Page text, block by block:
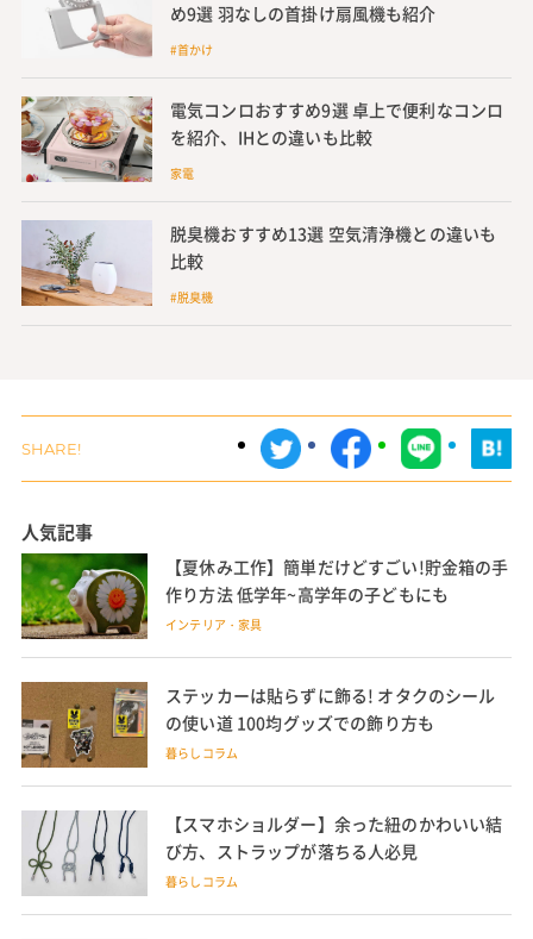
め9選 羽なしの首掛け扇風機も紹介
#首かけ
電気コンロおすすめ9選 卓上で便利なコンロ
を紹介、IHとの違いも比較
家電
脱臭機おすすめ13選 空気清浄機との違いも
比較
#脱臭機
人気記事
【夏休み工作】簡単だけどすごい!貯金箱の手
作り方法 低学年~高学年の子どもにも
インテリア・家具
ステッカーは貼らずに飾る! オタクのシール
の使い道 100均グッズでの飾り方も
暮らしコラム
【スマホショルダー】余った紐のかわいい結
び方、ストラップが落ちる人必見
暮らしコラム